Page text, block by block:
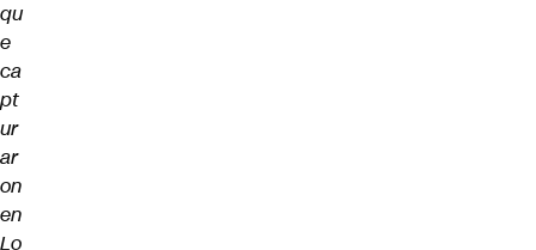
qu
e
ca
pt
ur
ar
on
en
Lo